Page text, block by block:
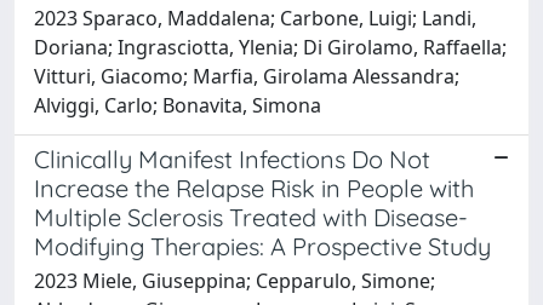
2023 Sparaco, Maddalena; Carbone, Luigi; Landi,
Doriana; Ingrasciotta, Ylenia; Di Girolamo, Raffaella;
Vitturi, Giacomo; Marfia, Girolama Alessandra;
Alviggi, Carlo; Bonavita, Simona
Clinically Manifest Infections Do Not
Increase the Relapse Risk in People with
Multiple Sclerosis Treated with Disease-
Modifying Therapies: A Prospective Study
2023 Miele, Giuseppina; Cepparulo, Simone;